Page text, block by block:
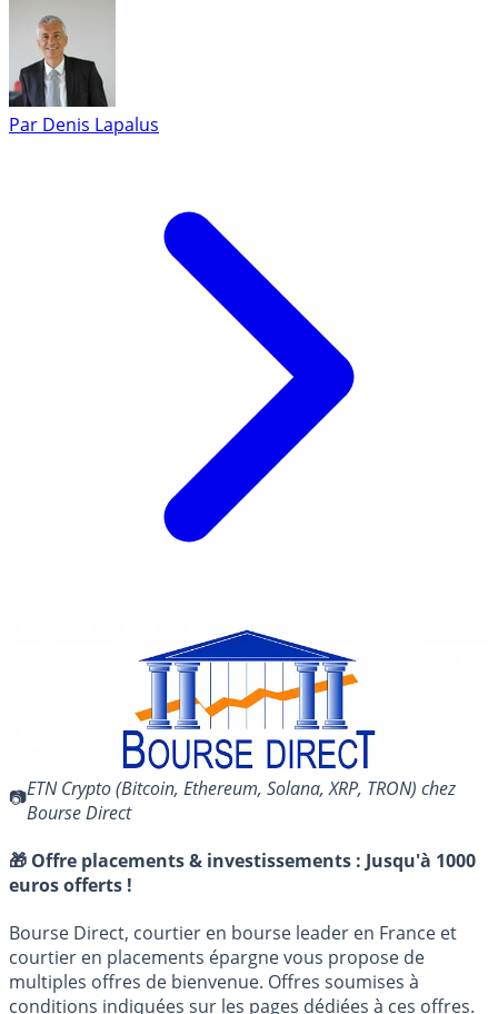
Par Denis Lapalus
ETN Crypto (Bitcoin, Ethereum, Solana, XRP, TRON) chez
Bourse Direct
🎁 Offre placements & investissements : Jusqu'à 1000
euros offerts !
Bourse Direct, courtier en bourse leader en France et
courtier en placements épargne vous propose de
multiples offres de bienvenue. Offres soumises à
conditions indiquées sur les pages dédiées à ces offres.